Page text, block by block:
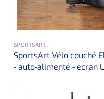
SPORTSART
SportsArt Vélo couché
- auto-alimenté - écran